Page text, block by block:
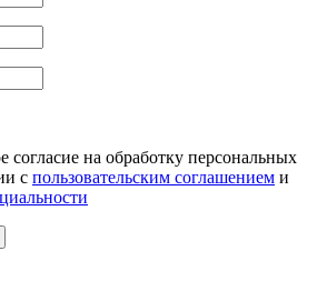
согласие на обработку персональных
с пользовательским соглашением и